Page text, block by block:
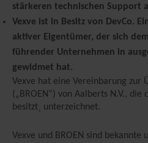
stärkeren technischen Support
Vexve ist in Besitz von DevCo.
aktiver Eigentümer, der sich
führender Unternehmen in
gewidmet hat.
Vexve hat eine Vereinbarung zur
(„BROEN“) von Aalberts N.V.,
besitzt¸ unterzeichnet.
Vexve und BROEN sind